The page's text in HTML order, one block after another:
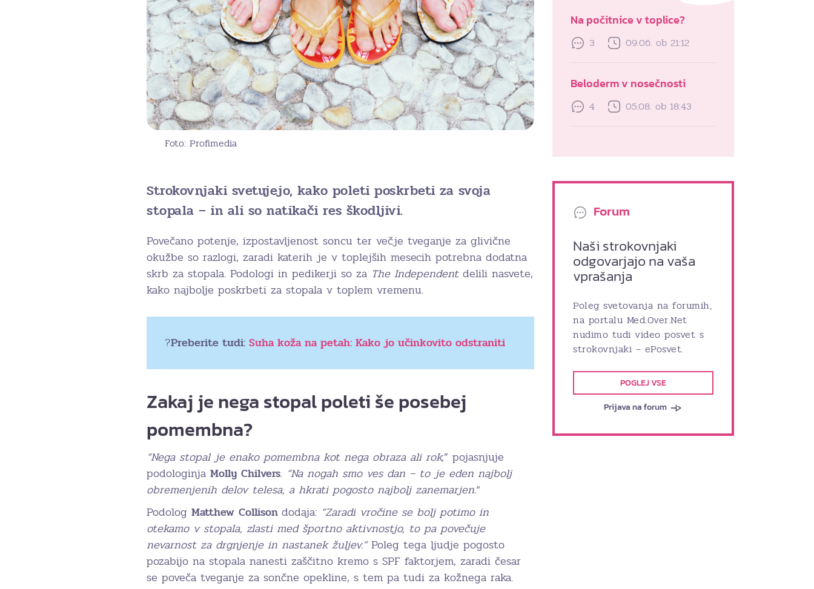
Foto: Profimedia
Strokovnjaki svetujejo, kako poleti poskrbeti za svoja
stopala – in ali so natikači res škodljivi.
Povečano potenje, izpostavljenost soncu ter večje tveganje za glivične
okužbe so razlogi, zaradi katerih je v toplejših mesecih potrebna dodatna
skrb za stopala. Podologi in pedikerji so za The Independent delili nasvete,
kako najbolje poskrbeti za stopala v toplem vremenu.
?Preberite tudi: Suha koža na petah: Kako jo učinkovito odstraniti
Zakaj je nega stopal poleti še posebej
pomembna?
“Nega stopal je enako pomembna kot nega obraza ali rok,” pojasnjuje
podologinja Molly Chilvers. “Na nogah smo ves dan – to je eden najbolj
obremenjenih delov telesa, a hkrati pogosto najbolj zanemarjen.“
Podolog Matthew Collison dodaja: “Zaradi vročine se bolj potimo in
otekamo v stopala, zlasti med športno aktivnostjo, to pa povečuje
nevarnost za drgnjenje in nastanek žuljev.”Poleg tega ljudje pogosto
pozabijo na stopala nanesti zaščitno kremo s SPF faktorjem, zaradi česar
se poveča tveganje za sončne opekline, s tem pa tudi za kožnega raka.
Na počitnice v toplice?
3 09.06. ob 21:12
Beloderm v nosečnosti
4 05.08. ob 18:43
Forum
Naši strokovnjaki
odgovarjajo na vaša
vprašanja
Poleg svetovanja na forumih,
na portalu Med.Over.Net
nudimo tudi video posvet s
strokovnjaki – ePosvet.
POGLEJ VSE
Prijava na forum